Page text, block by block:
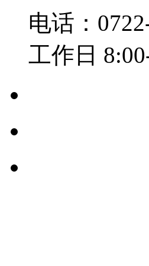
电话：
工作日